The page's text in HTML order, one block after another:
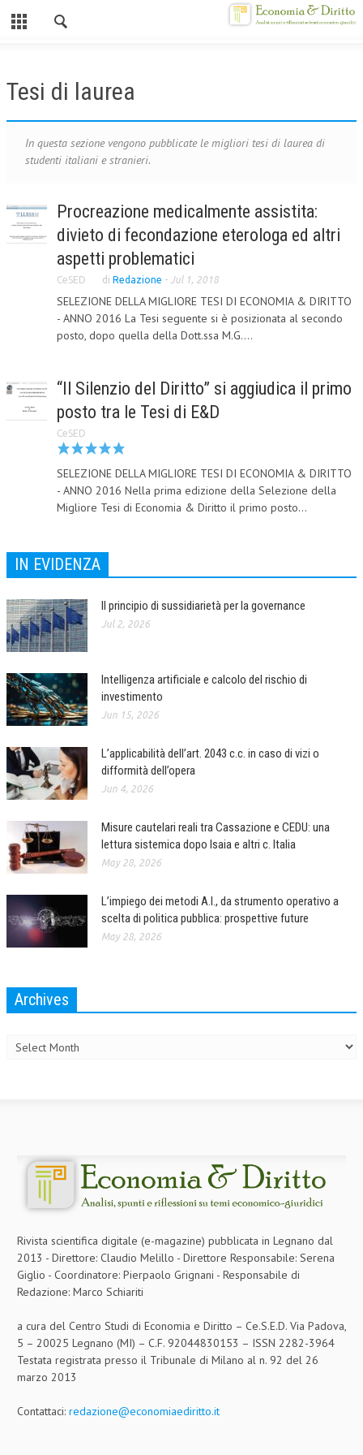
CHI SIAMO
CONTATTI
CENTRO STUDI
ATTO COSTITUTIVO E STATUTO
ORGANIZZAZIONE
OBIETTIVI
CORSI CE.S.E.D.
ARCHIVIO CORSI 2015
DIVENTA SOCIO
BROCHURE CE.S.E.D.
LA RIVISTA
COMITATO SCIENTIFICO
COMITATO EDITORIALE
REDAZIONE
CODICE ETICO
AUTORI
COLLABORA CON NOI
ECONOMIA
ECONOMIA DELL’ARTE
INTERNAZIONALIZZAZIONE
HUMAN RESOURCES
RISORSE UMANE
TREASURY IN FINANCIAL SERVICES
DIRITTO PENALE D’IMPRESA
DIRITTO DEL LAVORO
DIRITTO DEL WEB
CRIMINOLOGIA E CRIMINALISTICA
SICUREZZA SUL LAVORO
FISCO
FISCALITÀ INTERNAZIONALE
Tesi di laurea
In questa sezione vengono pubblicate le migliori tesi di laurea di
studenti italiani e stranieri.
Procreazione medicalmente assistita:
divieto di fecondazione eterologa ed altri
aspetti problematici
CeSED di Redazione - Jul 1, 2018
SELEZIONE DELLA MIGLIORE TESI DI ECONOMIA & DIRITTO
- ANNO 2016 La Tesi seguente si è posizionata al secondo
posto, dopo quella della Dott.ssa M.G....
“Il Silenzio del Diritto” si aggiudica il primo
posto tra le Tesi di E&D
CeSED
SELEZIONE DELLA MIGLIORE TESI DI ECONOMIA & DIRITTO
- ANNO 2016 Nella prima edizione della Selezione della
Migliore Tesi di Economia & Diritto il primo posto...
IN EVIDENZA
Il principio di sussidiarietà per la governance
Jul 2, 2026
Intelligenza artificiale e calcolo del rischio di
investimento
Jun 15, 2026
L’applicabilità dell’art. 2043 c.c. in caso di vizi o
difformità dell’opera
Jun 4, 2026
Misure cautelari reali tra Cassazione e CEDU: una
lettura sistemica dopo Isaia e altri c. Italia
May 28, 2026
L’impiego dei metodi A.I., da strumento operativo a
scelta di politica pubblica: prospettive future
May 28, 2026
Archives
Rivista scientifica digitale (e-magazine) pubblicata in Legnano dal
2013 - Direttore: Claudio Melillo - Direttore Responsabile: Serena
Giglio - Coordinatore: Pierpaolo Grignani - Responsabile di
Redazione: Marco Schiariti
a cura del Centro Studi di Economia e Diritto – Ce.S.E.D. Via Padova,
5 – 20025 Legnano (MI) – C.F. 92044830153 – ISSN 2282-3964
Testata registrata presso il Tribunale di Milano al n. 92 del 26
marzo 2013
Contattaci: redazione@economiaediritto.it